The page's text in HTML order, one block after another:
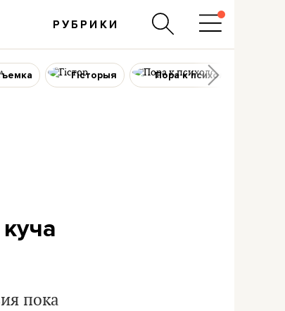
РУБРИКИ
Гісторыя Пора к психологу
пока